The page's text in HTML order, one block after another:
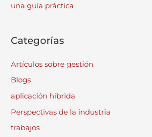
una guía práctica
Categorías
Artículos sobre gestión
Blogs
aplicación híbrida
Perspectivas de la industria
trabajos